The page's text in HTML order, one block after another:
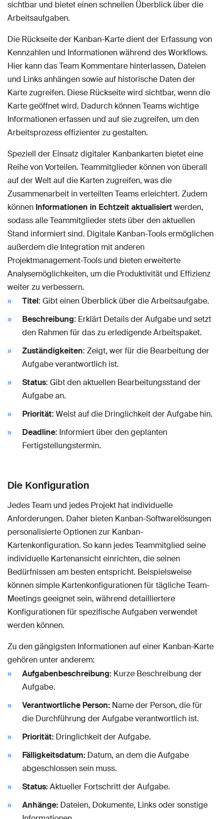
sichtbar und bietet einen schnellen Überblick über die
Arbeitsaufgaben.
Die Rückseite der Kanban-Karte dient der Erfassung von
Kennzahlen und Informationen während des Workflows.
Hier kann das Team Kommentare hinterlassen, Dateien
und Links anhängen sowie auf historische Daten der
Karte zugreifen. Diese Rückseite wird sichtbar, wenn die
Karte geöffnet wird. Dadurch können Teams wichtige
Informationen erfassen und auf sie zugreifen, um den
Arbeitsprozess effizienter zu gestalten.
Speziell der Einsatz digitaler Kanbankarten bietet eine
Reihe von Vorteilen. Teammitglieder können von überall
auf der Welt auf die Karten zugreifen, was die
Zusammenarbeit in verteilten Teams erleichtert. Zudem
können Informationen in Echtzeit aktualisiertwerden,
sodass alle Teammitglieder stets über den aktuellen
Stand informiert sind. Digitale Kanban-Tools ermöglichen
außerdem die Integration mit anderen
Projektmanagement-Tools und bieten erweiterte
Analysemöglichkeiten, um die Produktivität und Effizienz
weiter zu verbessern.
Titel: Gibt einen Überblick über die Arbeitsaufgabe.
Beschreibung: Erklärt Details der Aufgabe und setzt
den Rahmen für das zu erledigende Arbeitspaket.
Zuständigkeiten: Zeigt, wer für die Bearbeitung der
Aufgabe verantwortlich ist.
Status: Gibt den aktuellen Bearbeitungsstand der
Aufgabe an.
Priorität: Weist auf die Dringlichkeit der Aufgabe hin.
Deadline: Informiert über den geplanten
Fertigstellungstermin.
Die Konfiguration
Jedes Team und jedes Projekt hat individuelle
Anforderungen. Daher bieten Kanban-Softwarelösungen
personalisierte Optionen zur Kanban-
Kartenkonfiguration. So kann jedes Teammitglied seine
individuelle Kartenansicht einrichten, die seinen
Bedürfnissen am besten entspricht. Beispielsweise
können simple Kartenkonfigurationen für tägliche Team-
Meetings geeignet sein, während detailliertere
Konfigurationen für spezifische Aufgaben verwendet
werden können.
Zu den gängigsten Informationen auf einer Kanban-Karte
gehören unter anderem:
Aufgabenbeschreibung: Kurze Beschreibung der
Aufgabe.
Verantwortliche Person: Name der Person, die für
die Durchführung der Aufgabe verantwortlich ist.
Priorität: Dringlichkeit der Aufgabe.
Fälligkeitsdatum: Datum, an dem die Aufgabe
abgeschlossen sein muss.
Status:Aktueller Fortschritt der Aufgabe.
Anhänge: Dateien, Dokumente, Links oder sonstige